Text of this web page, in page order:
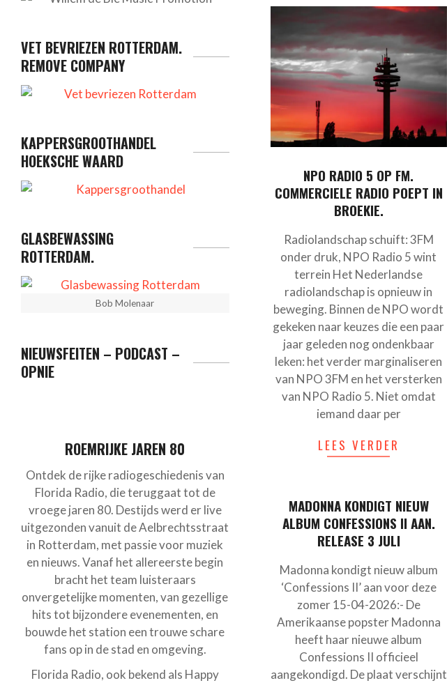
NPO RADIO 5 OP FM.
COMMERCIELE RADIO POEPT IN
BROEKIE.
Radiolandschap schuift: 3FM
onder druk, NPO Radio 5 wint
terrein Het Nederlandse
radiolandschap is opnieuw in
beweging. Binnen de NPO wordt
gekeken naar keuzes die een paar
jaar geleden nog ondenkbaar
leken: het verder marginaliseren
van NPO 3FM en het versterken
van NPO Radio 5. Niet omdat
iemand daar per
LEES VERDER
MADONNA KONDIGT NIEUW
ALBUM CONFESSIONS II AAN.
RELEASE 3 JULI
Madonna kondigt nieuw album
‘Confessions II’ aan voor deze
zomer 15-04-2026:- De
Amerikaanse popster Madonna
heeft haar nieuwe album
Confessions II officieel
aangekondigd. De plaat verschijnt
VET BEVRIEZEN ROTTERDAM.
REMOVE COMPANY
KAPPERSGROOTHANDEL
HOEKSCHE WAARD
GLASBEWASSING
ROTTERDAM.
Bob Molenaar
NIEUWSFEITEN – PODCAST –
OPNIE
ROEMRIJKE JAREN 80
Ontdek de rijke radiogeschiedenis van
Florida Radio, die teruggaat tot de
vroege jaren 80. Destijds werd er live
uitgezonden vanuit de Aelbrechtsstraat
in Rotterdam, met passie voor muziek
en nieuws. Vanaf het allereerste begin
bracht het team luisteraars
onvergetelijke momenten, van gezellige
hits tot bijzondere evenementen, en
bouwde het station een trouwe schare
fans op in de stad en omgeving.
Florida Radio, ook bekend als Happy